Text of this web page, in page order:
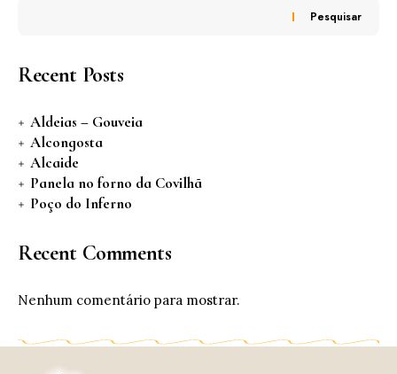
Pesquisar
Recent Posts
Aldeias – Gouveia
Alcongosta
Alcaide
Panela no forno da Covilhã
Poço do Inferno
Recent Comments
Nenhum comentário para mostrar.